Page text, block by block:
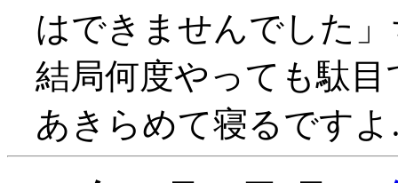
はできませんでした
結局何度やっても駄
あきらめて寝るです